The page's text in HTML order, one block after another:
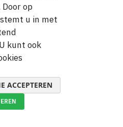
op
u in met
kunt ook
ACCEPTEREN